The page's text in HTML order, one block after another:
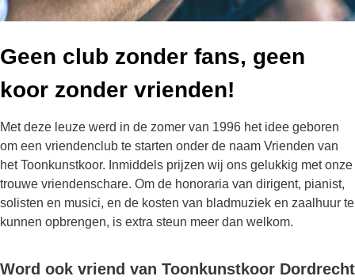
Geen club zonder fans, geen
koor zonder vrienden!
Met deze leuze werd in de zomer van 1996 het idee geboren
om een vriendenclub te starten onder de naam Vrienden van
het Toonkunstkoor. Inmiddels prijzen wij ons gelukkig met onze
trouwe vriendenschare. Om de honoraria van dirigent, pianist,
solisten en musici, en de kosten van bladmuziek en zaalhuur te
kunnen opbrengen, is extra steun meer dan welkom.
Word ook vriend van Toonkunstkoor Dordrecht